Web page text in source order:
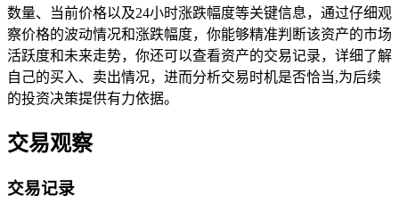
数量、当前价格以及24小时涨跌幅度等关键信息，通过仔细观
察价格的波动情况和涨跌幅度，你能够精准判断该资产的市场
活跃度和未来走势，你还可以查看资产的交易记录，详细了解
自己的买入、卖出情况，进而分析交易时机是否恰当,为后续
的投资决策提供有力依据。
交易观察
交易记录